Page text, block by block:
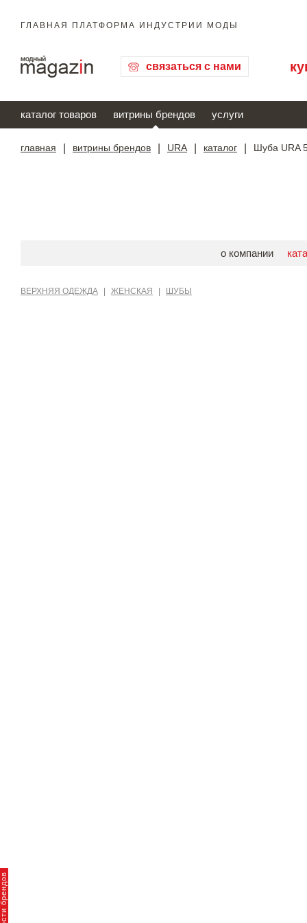
ГЛАВНАЯ ПЛАТФОРМА ИНДУСТРИИ МОДЫ
связаться с нами
каталог товаров витрины брендов услуги
главная витрины брендов URA каталог Шуба URA
о компании
ВЕРХНЯЯ ОДЕЖДА ЖЕНСКАЯ ШУБЫ